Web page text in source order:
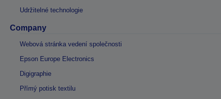
Udržitelné technologie
Company
Webová stránka vedení společnosti
Epson Europe Electronics
Digigraphie
Přímý potisk textilu